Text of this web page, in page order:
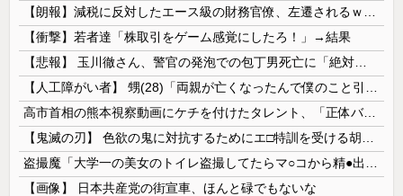
【衝撃】若者達「株取引をゲーム感覚にしたろ！」→結果
高市首相の熊本視察動画にケチを付けたタレント、「正体バレバレよな」と黒電話の呼び方であっさりと……
【画像】 日本共産党の街宣車、ほんと碌でもないな